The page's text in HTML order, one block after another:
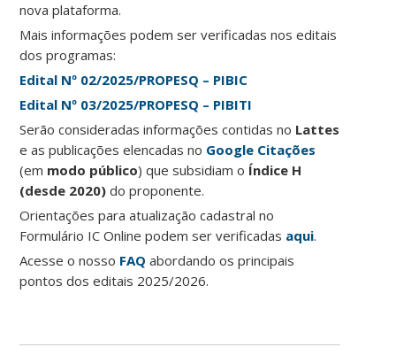
nova plataforma.
Mais informações podem ser verificadas nos editais
dos programas:
Edital Nº 02/2025/PROPESQ – PIBIC
Edital Nº 03/2025/PROPESQ – PIBITI
Serão consideradas informações contidas no Lattes
e as publicações elencadas no Google Citações
(em modo público) que subsidiam o Índice H
(desde 2020) do proponente.
Orientações para atualização cadastral no
Formulário IC Online podem ser verificadas aqui.
Acesse o nosso FAQ abordando os principais
pontos dos editais 2025/2026.